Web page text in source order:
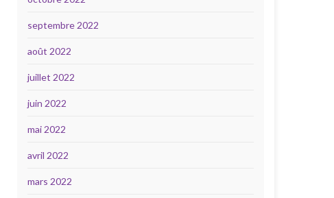
septembre 2022
août 2022
juillet 2022
juin 2022
mai 2022
avril 2022
mars 2022